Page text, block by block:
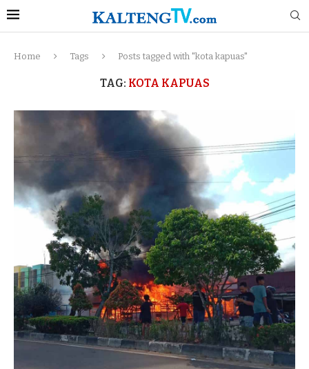
Home Tags Posts tagged with "kota kapuas"
TAG: KOTA KAPUAS